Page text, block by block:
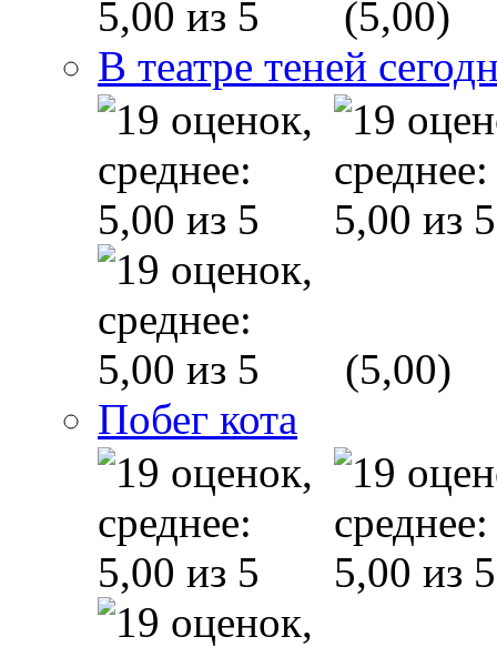
(5,00)
В театре теней
(5,00)
Побег кота